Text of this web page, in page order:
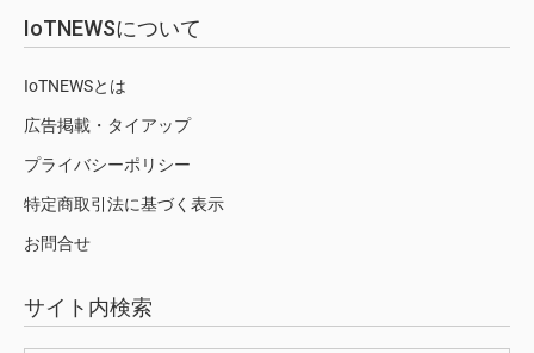
IoTNEWSについて
IoTNEWSとは
広告掲載・タイアップ
プライバシーポリシー
特定商取引法に基づく表示
お問合せ
サイト内検索